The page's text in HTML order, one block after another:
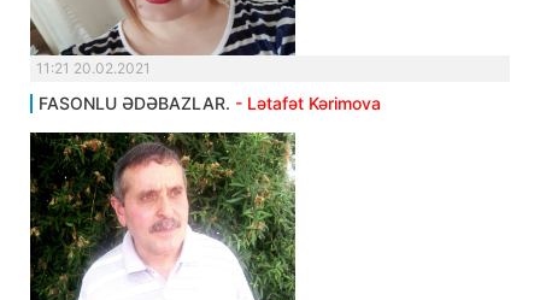
11:21 20.02.2021
FASONLU ƏDƏBAZLAR. - Lətafət Kərimova